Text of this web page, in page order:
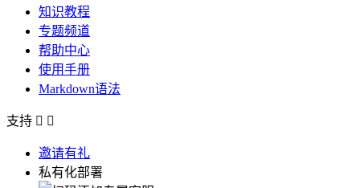
知识教程
专题频道
帮助中心
使用手册
Markdown语法
支持  
邀请有礼
私有化部署